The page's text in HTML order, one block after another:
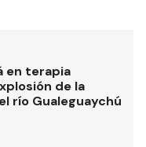
en terapia
de la
río Gualeguaychú